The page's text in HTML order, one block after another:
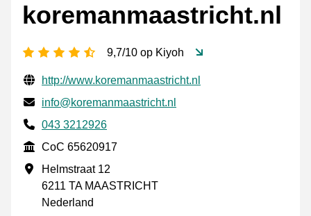
koremanmaastricht.nl
[_General:NumberOfStarsPluralFormat]
9,7/10 op Kiyoh
Verifisert kontaktinformasjon
Website URL
http://www.koremanmaastricht.nl
E-post
info@koremanmaastricht.nl
Phone number
043 3212926
CoC
CoC 65620917
Forretningsadresse
Helmstraat 12
6211 TA MAASTRICHT
Nederland